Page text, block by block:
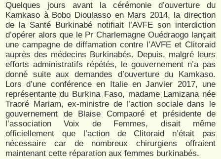
Quelques jours avant la cérémonie d’ouverture du
Kamkaso à Bobo Dioulasso en Mars 2014, la direction
de la Santé Burkinabé notifiait l’AVFE son interdiction
d’opérer alors que le Pr Charlemagne Ouédraogo lançait
une campagne de diffamation contre l’AVFE et Clitoraid
auprès des médecins Burkinabés. Depuis, malgré leurs
efforts administratifs répétés, le gouvernement n’a pas
donné suite aux demandes d’ouverture du Kamkaso.
Lors d’une conférence en Italie en Janvier 2017, une
représentante du Burkina Faso, madame Lamizana née
Traoré Mariam, ex-ministre de l’action sociale dans le
gouvernement de Blaise Compaoré et présidente de
l’association Voix de Femmes, disait même
officiellement que l’action de Clitoraid n’était pas
nécessaire car de nombreux chirurgiens offraient
maintenant cette réparation aux femmes burkinabés.